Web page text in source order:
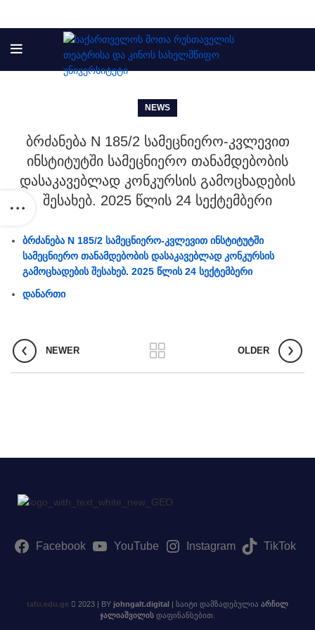
NEWS
ბრძანება N 185/2 სამეცნიერო-კვლევით
ინსტიტუტში სამეცნიერო თანამდებობის
დასაკავებლად კონკურსის გამოცხადების
შესახებ. 2025 წლის 24 სექტემბერი
ბრძანება N 185/2 სამეცნიერო-კვლევით ინსტიტუტში
სამეცნიერო თანამდებობის დასაკავებლად კონკურსის
გამოცხადების შესახებ. 2025 წლის 24 სექტემბერი
დანართი
NEWER OLDER
და სახელოვნებო მეცნიერებების, მედიისა და
აკადემიური თანამდებობის დასაკავებლად კონკურსის
Facebook YouTube Instagram TikTok
tafu.edu.ge 2023 | BY johngalt.digital | საიტი დამზადებულია არჩილ
ჯალიაშვილის დაფინანსებით.